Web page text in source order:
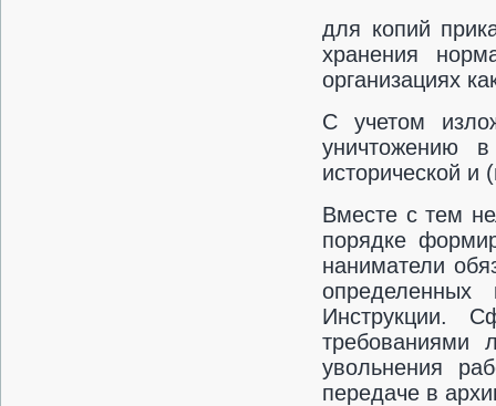
для копий
хранения
организациях
С учетом
уничтожению
исторической и
Вместе с тем
порядке
наниматели
Инструкции.
увольнения
передаче в